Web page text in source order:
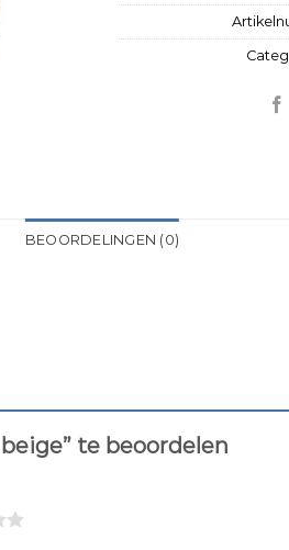
BEOORDELINGEN (0)
te beoordelen